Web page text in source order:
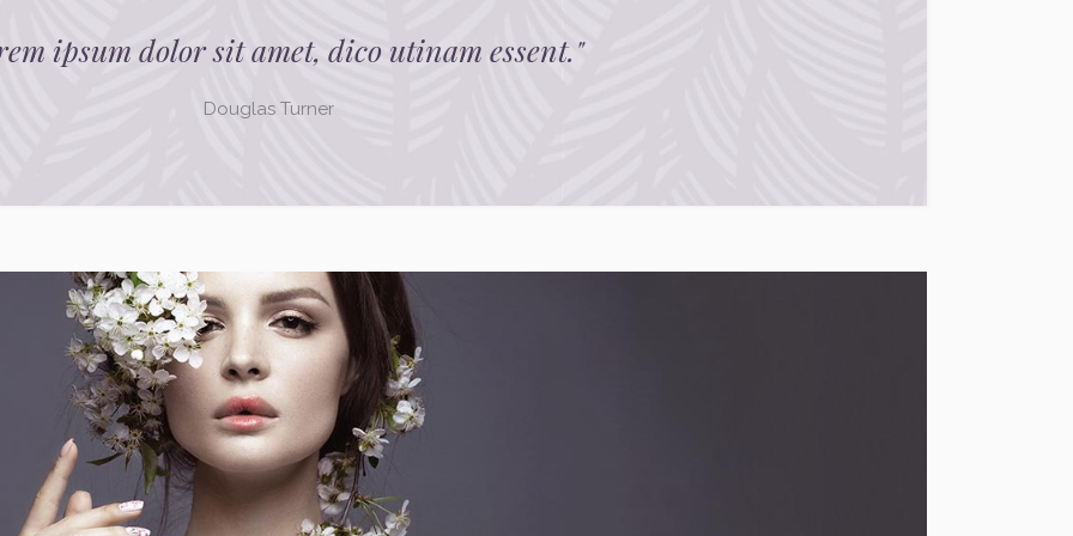
ipsum dolor sit amet, dico utinam essent."
Douglas Turner